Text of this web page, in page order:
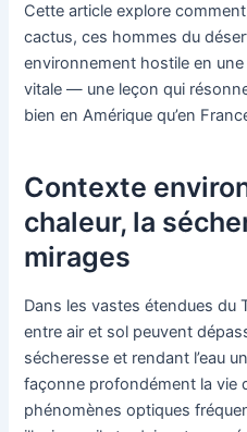
Cette article explore
cactus, ces hommes du
environnement hostile en
vitale — une leçon qui
bien en Amérique qu’en
Contexte
chaleur, la
mirages
Dans les vastes étendues du
entre air et sol peuvent
sécheresse et rendant l’eau
façonne profondément la vie
phénomènes optiques